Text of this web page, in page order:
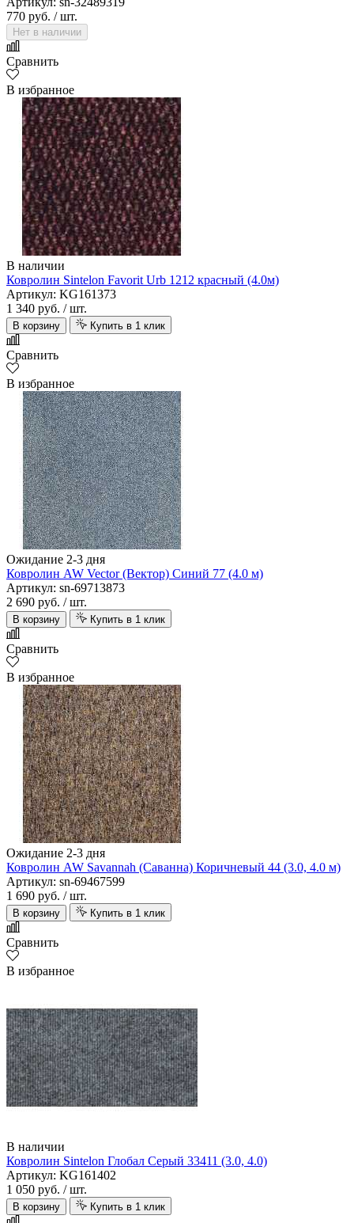
770 руб. / шт.
Нет в наличии
Сравнить
В избранное
В наличии
Ковролин Sintelon Favorit Urb 1212 красный (4.0м)
Артикул: KG161373
1 340 руб. / шт.
В корзину Купить в 1 клик
Сравнить
В избранное
Ожидание 2-3 дня
Ковролин AW Vector (Вектор) Синий 77 (4.0 м)
Артикул: sn-69713873
2 690 руб. / шт.
В корзину Купить в 1 клик
Сравнить
В избранное
Ожидание 2-3 дня
Ковролин AW Savannah (Саванна) Коричневый 44 (3.0, 4.0 м)
Артикул: sn-69467599
1 690 руб. / шт.
В корзину Купить в 1 клик
Сравнить
В избранное
В наличии
Ковролин Sintelon Глобал Серый 33411 (3.0, 4.0)
Артикул: KG161402
1 050 руб. / шт.
В корзину Купить в 1 клик